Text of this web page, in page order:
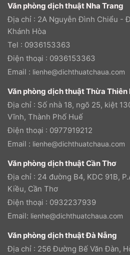
Văn phòng dịch thuật Nha Trang
Địa chỉ : 2A Nguyễn Đình Chiểu -
Khánh Hòa
Tel : 0936153363
Điện thoại : 0936153363
Email : lienhe@dichthuatchaua.com
Văn phòng dịch thuật Thừa Thiên
Địa chỉ : Số nhà 18, ngõ 25, kiệt
Vĩnh, Thành Phố Huế
Điện thoại : 0977919212
Email : lienhe@dichthuatchaua.com
Văn phòng dịch thuật Cần Thơ
Địa chỉ : 24 đường B4, KDC 91B,
Kiều, Cần Thơ
Điện thoại : 0932237939
Email: lienhe@dichthuatchaua.com
Văn phòng dịch thuật Đà Nẵng
Địa chỉ : 256 Đường Bế Văn Đàn,